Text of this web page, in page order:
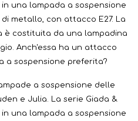
una lampada a sospensione
metallo, con attacco E27. La
è costituita da una lampadina
Anch'essa ha un attacco
a sospensione preferita?
a sospensione delle
e Julia. La serie Giada &
una lampada a sospensione